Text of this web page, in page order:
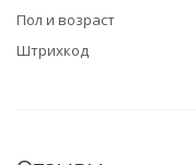
Пол и возраст
Штрихкод